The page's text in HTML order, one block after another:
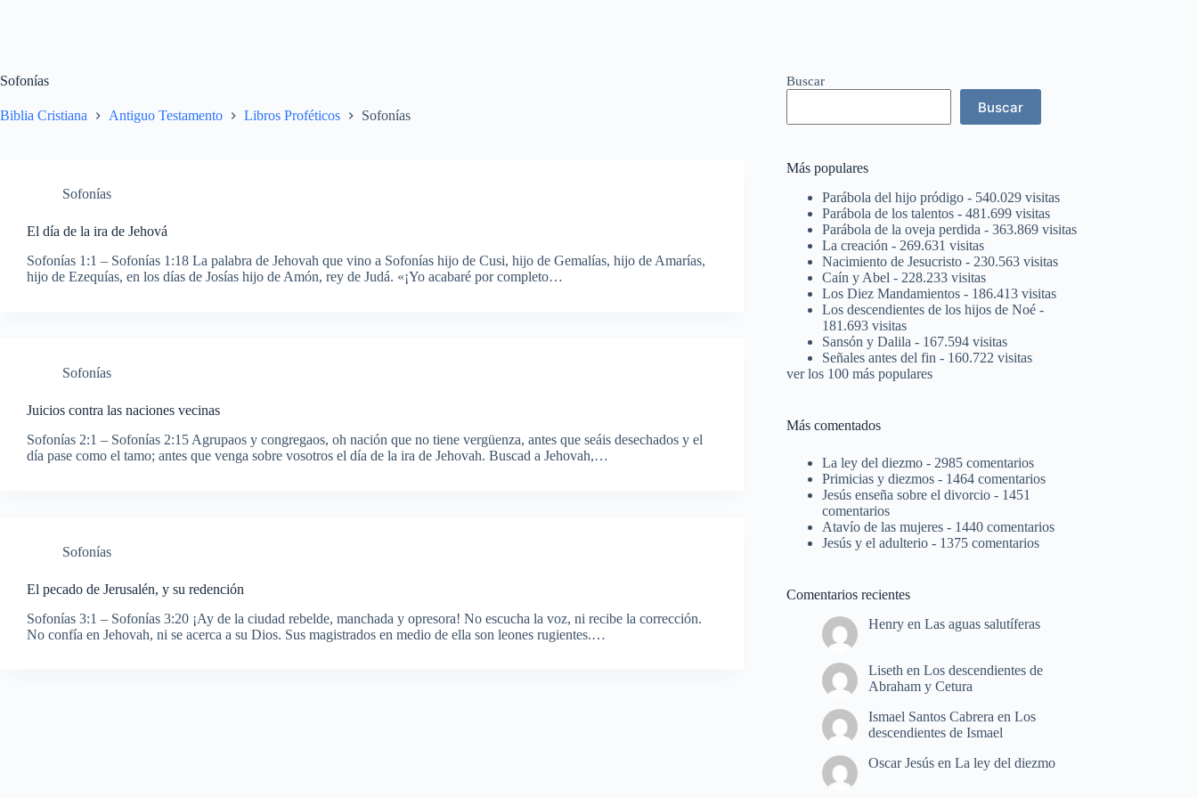
Sofonías
Biblia Cristiana Antiguo Testamento Libros Proféticos Sofonías
Sofonías
El día de la ira de Jehová
Sofonías 1:1 – Sofonías 1:18 La palabra de Jehovah que vino a Sofonías hijo de Cusi, hijo de Gemalías, hijo de Amarías,
hijo de Ezequías, en los días de Josías hijo de Amón, rey de Judá. «¡Yo acabaré por completo…
Sofonías
Juicios contra las naciones vecinas
Sofonías 2:1 – Sofonías 2:15 Agrupaos y congregaos, oh nación que no tiene vergüenza, antes que seáis desechados y el
día pase como el tamo; antes que venga sobre vosotros el día de la ira de Jehovah. Buscad a Jehovah,…
Sofonías
El pecado de Jerusalén, y su redención
Sofonías 3:1 – Sofonías 3:20 ¡Ay de la ciudad rebelde, manchada y opresora! No escucha la voz, ni recibe la corrección.
No confía en Jehovah, ni se acerca a su Dios. Sus magistrados en medio de ella son leones rugientes.…
Buscar
Buscar
Más populares
Parábola del hijo pródigo - 540.029 visitas
Parábola de los talentos - 481.699 visitas
Parábola de la oveja perdida - 363.869 visitas
La creación - 269.631 visitas
Nacimiento de Jesucristo - 230.563 visitas
Caín y Abel - 228.233 visitas
Los Diez Mandamientos - 186.413 visitas
Los descendientes de los hijos de Noé -
181.693 visitas
Sansón y Dalila - 167.594 visitas
Señales antes del fin - 160.722 visitas
ver los 100 más populares
Más comentados
La ley del diezmo - 2985 comentarios
Primicias y diezmos - 1464 comentarios
Jesús enseña sobre el divorcio - 1451
comentarios
Atavío de las mujeres - 1440 comentarios
Jesús y el adulterio - 1375 comentarios
Comentarios recientes
Henry enLas aguas salutíferas
Liseth enLos descendientes de
Abraham y Cetura
Ismael Santos Cabrera enLos
descendientes de Ismael
Oscar Jesús enLa ley del diezmo